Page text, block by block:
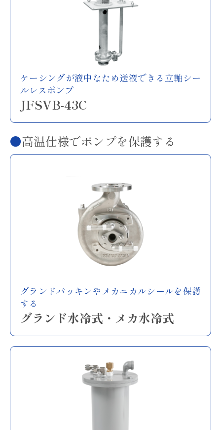
ケーシングが液中なため送液できる立軸シー
ルレスポンプ
JFSVB-43C
高温仕様でポンプを保護する
グランドパッキンやメカニカルシールを保護
する
グランド水冷式・メカ水冷式